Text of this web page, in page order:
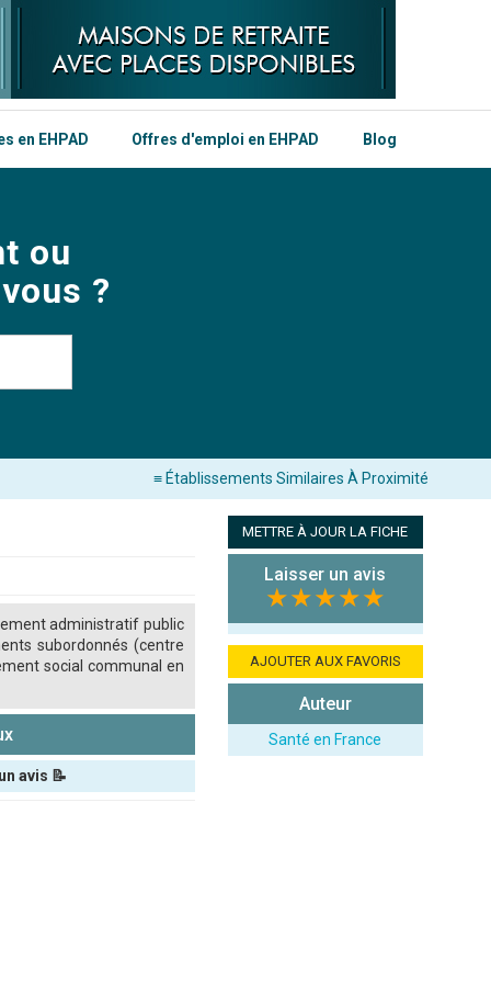
en EHPAD Offres d'emploi en EHPAD Blog
ou
?
≡ Établissements Similaires À Proximité
administratif public
subordonnés (centre
social communal en
avis 📝
METTRE À JOUR LA FICHE
Laisser un avis
★★★★★
AJOUTER AUX FAVORIS
Auteur
Santé en France